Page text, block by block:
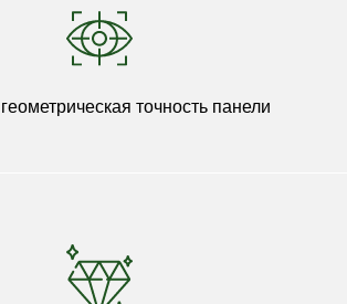
точность панели